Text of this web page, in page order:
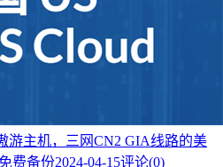
游主机，三网CN2 GIA线路的美
费备份2024-04-15评论(0)